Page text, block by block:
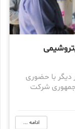
دیگر با حضوری
جمهوری شرکت
ادامه ...